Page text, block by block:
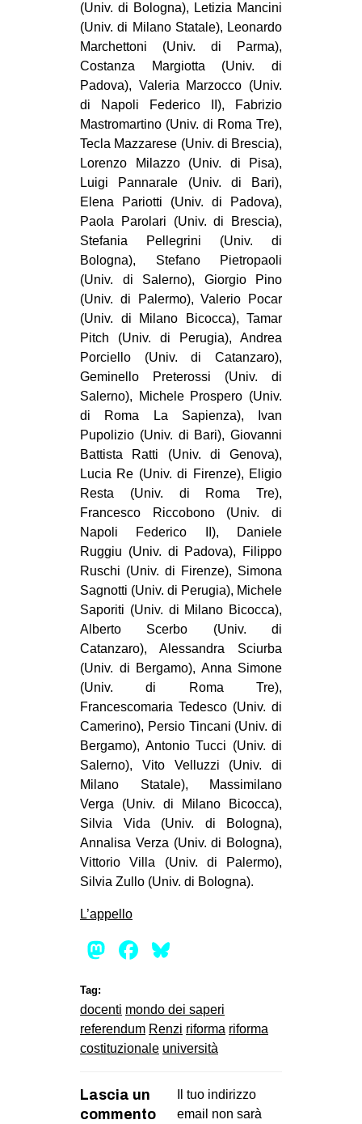
(Univ. di Bologna), Letizia Mancini
(Univ. di Milano Statale), Leonardo
Marchettoni (Univ. di Parma),
Costanza Margiotta (Univ. di
Padova), Valeria Marzocco (Univ.
di Napoli Federico II), Fabrizio
Mastromartino (Univ. di Roma Tre),
Tecla Mazzarese (Univ. di Brescia),
Lorenzo Milazzo (Univ. di Pisa),
Luigi Pannarale (Univ. di Bari),
Elena Pariotti (Univ. di Padova),
Paola Parolari (Univ. di Brescia),
Stefania Pellegrini (Univ. di
Bologna), Stefano Pietropaoli
(Univ. di Salerno), Giorgio Pino
(Univ. di Palermo), Valerio Pocar
(Univ. di Milano Bicocca), Tamar
Pitch (Univ. di Perugia), Andrea
Porciello (Univ. di Catanzaro),
Geminello Preterossi (Univ. di
Salerno), Michele Prospero (Univ.
di Roma La Sapienza), Ivan
Pupolizio (Univ. di Bari), Giovanni
Battista Ratti (Univ. di Genova),
Lucia Re (Univ. di Firenze), Eligio
Resta (Univ. di Roma Tre),
Francesco Riccobono (Univ. di
Napoli Federico II), Daniele
Ruggiu (Univ. di Padova), Filippo
Ruschi (Univ. di Firenze), Simona
Sagnotti (Univ. di Perugia), Michele
Saporiti (Univ. di Milano Bicocca),
Alberto Scerbo (Univ. di
Catanzaro), Alessandra Sciurba
(Univ. di Bergamo), Anna Simone
(Univ. di Roma Tre),
Francescomaria Tedesco (Univ. di
Camerino), Persio Tincani (Univ. di
Bergamo), Antonio Tucci (Univ. di
Salerno), Vito Velluzzi (Univ. di
Milano Statale), Massimilano
Verga (Univ. di Milano Bicocca),
Silvia Vida (Univ. di Bologna),
Annalisa Verza (Univ. di Bologna),
Vittorio Villa (Univ. di Palermo),
Silvia Zullo (Univ. di Bologna).
L’appello
Mastodon
Facebook
Tag:
docenti mondo dei saperi
referendum Renzi riforma riforma
costituzionale università
Lascia un
commento
Il tuo indirizzo
email non sarà